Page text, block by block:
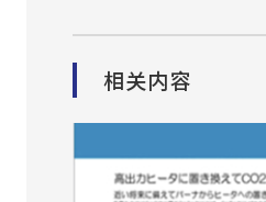
相关内容